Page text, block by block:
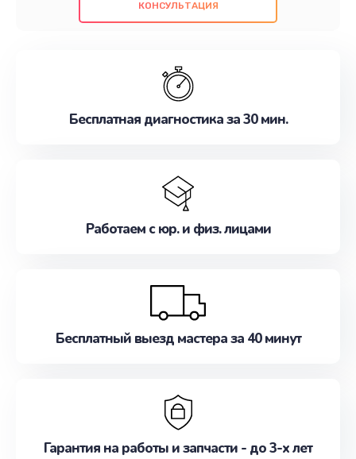
проведенных работ. Наша цель - предоставить
наилучшим образом. Не медлите записаться на
КОНСУЛЬТАЦИЯ
Бесплатная диагностика за 30 мин.
Работаем с юр. и физ. лицами
Бесплатный выезд мастера за 40 минут
Гарантия на работы и запчасти - до 3-х лет